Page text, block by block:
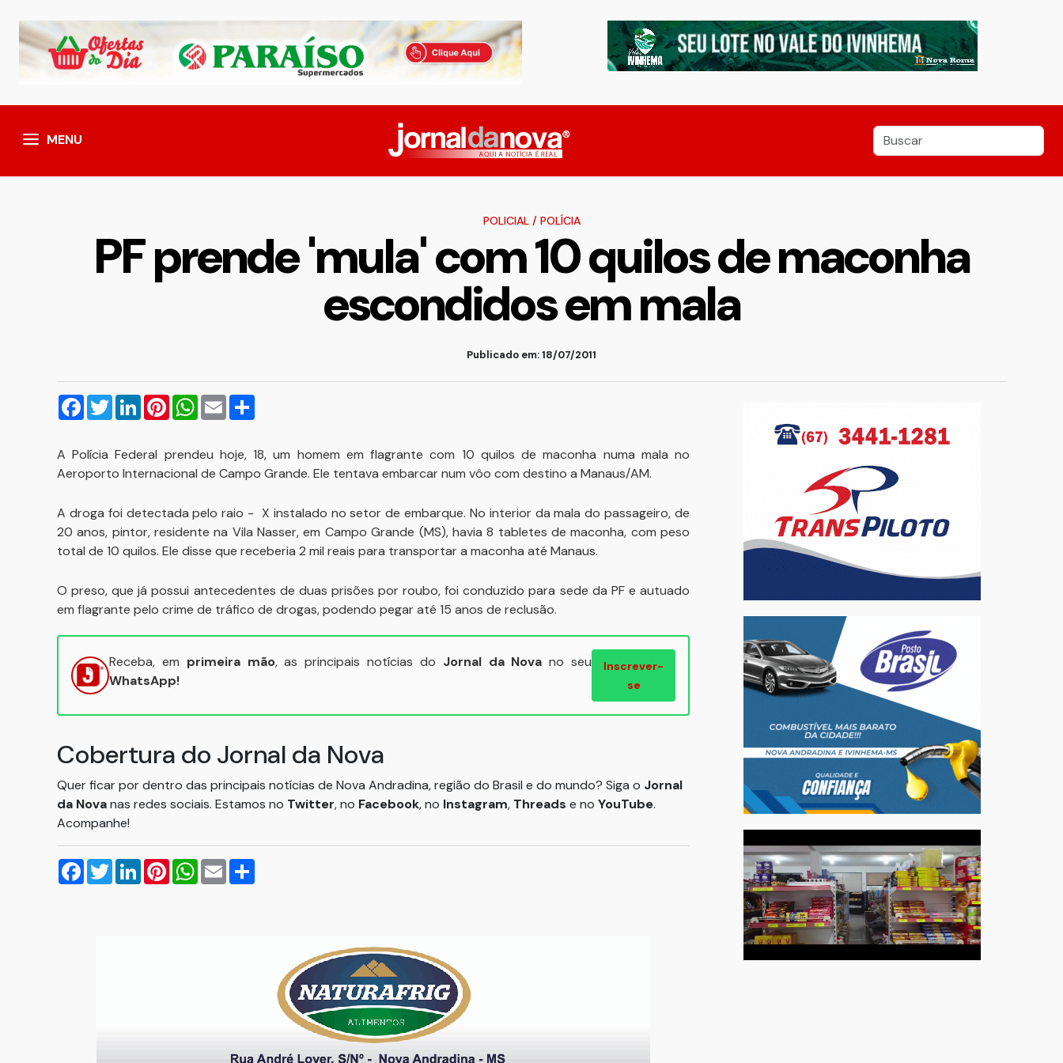
MENU
POLICIAL/ POLÍCIA
PF prende 'mula' com 10 quilos de maconha
escondidos em mala
Publicado em: 18/07/2011
Facebook
TwitterLinkedInPinterestWhatsApp
Email
A Polícia Federal prendeu hoje, 18, um homem em flagrante com 10 quilos de maconha numa mala no
Aeroporto Internacional de Campo Grande. Ele tentava embarcar num vôo com destino a Manaus/AM.
A droga foi detectada pelo raio - X instalado no setor de embarque. No interior da mala do passageiro, de
20 anos, pintor, residente na Vila Nasser, em Campo Grande (MS), havia 8 tabletes de maconha, com peso
total de 10 quilos. Ele disse que receberia 2 mil reais para transportar a maconha até Manaus.
O preso, que já possui antecedentes de duas prisões por roubo, foi conduzido para sede da PF e autuado
em flagrante pelo crime de tráfico de drogas, podendo pegar até 15 anos de reclusão.
Receba, em primeira mão, as principais notícias do Jornal da Nova no seu
WhatsApp!
Inscrever-
se
Cobertura do Jornal da Nova
Quer ficar por dentro das principais notícias de Nova Andradina, região do Brasil e do mundo? Siga o Jornal
da Novanas redes sociais. Estamos no Twitter, no Facebook, no Instagram, Threads e no YouTube.
Acompanhe!
Facebook
TwitterLinkedInPinterestWhatsApp
Email